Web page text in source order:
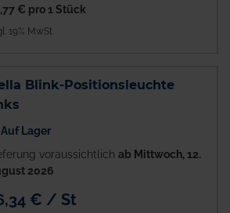
€ pro 1 Stück
19% MwSt.
Blink-Positionsleuchte
Auf Lager
voraussichtlich ab Mittwoch, 12.
2026
€ / St